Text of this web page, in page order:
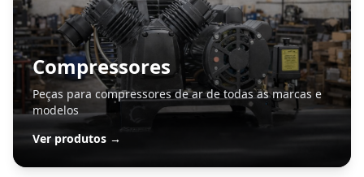
Compressores
Peças para compressores de ar de todas as marcas e
modelos
Ver produtos →